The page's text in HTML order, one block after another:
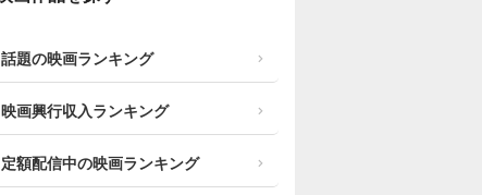
話題の映画ランキング
映画興行収入ランキング
定額配信中の映画ランキング